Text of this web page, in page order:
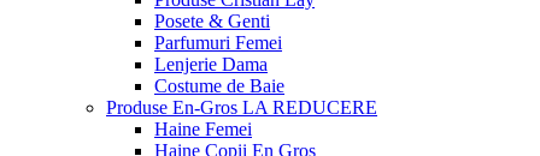
Posete & Genti
Parfumuri Femei
Lenjerie Dama
Costume de Baie
Produse En-Gros LA REDUCERE
Haine Femei
Haine Copii En Gros